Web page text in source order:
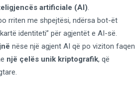
artificiale (AI).
rriten me shpejtësi, ndërsa bot-ët
identiteti” për agjentët e AI-së.
nëse një agjent AI që po viziton faqen
një çelës unik kriptografik, që